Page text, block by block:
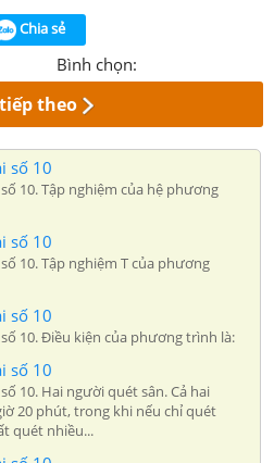
Chia sẻ
Bình chọn:
theo
số 10
10. Tập nghiệm của hệ phương
số 10
10. Tập nghiệm T của phương
số 10
10. Điều kiện của phương trình là:
số 10
10. Hai người quét sân. Cả hai
20 phút, trong khi nếu chỉ quét
quét nhiều...